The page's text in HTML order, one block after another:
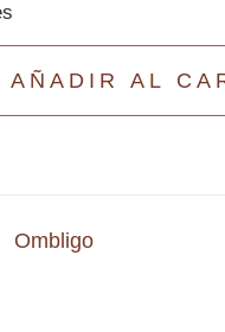
AÑADIR AL
Ombligo